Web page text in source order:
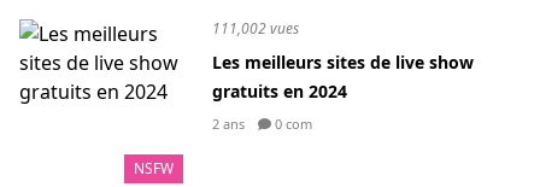
NSFW
111,002 vues
Les meilleurs sites de live show
gratuits en 2024
2 ans 0 com